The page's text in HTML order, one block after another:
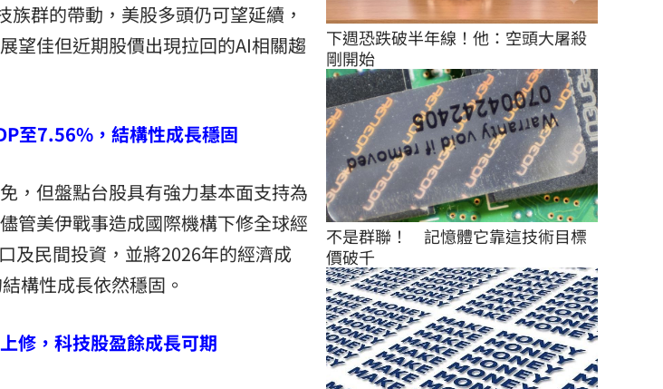
群的帶動，美股多頭仍可望延續，
望佳但近期股價出現拉回的AI相關趨
至7.56%，結構性成長穩固
，但盤點台股具有強力基本面支持為
管美伊戰事造成國際機構下修全球經
及民間投資，並將2026年的經濟成
構性成長依然穩固。
修，科技股盈餘成長可期
下週恐跌破半年線！他：空頭大屠殺
剛開始
不是群聯！　記憶體它靠這技術目標
價破千